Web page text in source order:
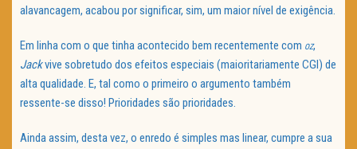
alavancagem, acabou por significar, sim, um maior nível de exigência.
Em linha com o que tinha acontecido bem recentemente com OZ,
Jackvive sobretudo dos efeitos especiais (maioritariamente CGI) de
alta qualidade. E, tal como o primeiro o argumento também
ressente-se disso! Prioridades são prioridades.
Ainda assim, desta vez, o enredo é simples mas linear, cumpre a sua